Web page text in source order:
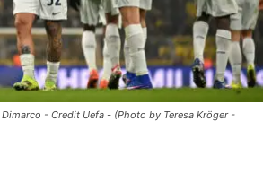
- Credit Uefa - (Photo by Teresa Kröger -